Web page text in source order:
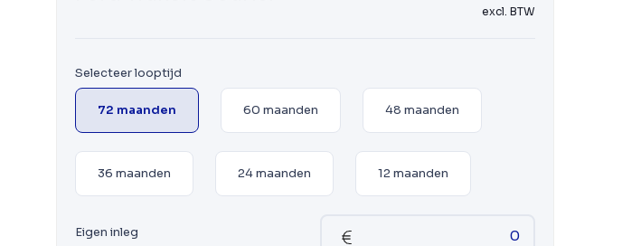
excl. BTW
Selecteer looptijd
72 maanden 60 maanden 48 maanden
36 maanden 24 maanden 12 maanden
Eigen inleg